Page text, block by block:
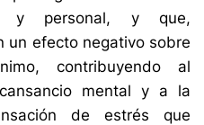
y personal, y que,
un efecto negativo sobre
contribuyendo al
mental y a la
de estrés que